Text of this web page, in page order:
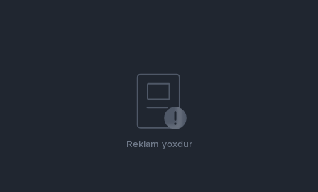
Reklam yoxdur